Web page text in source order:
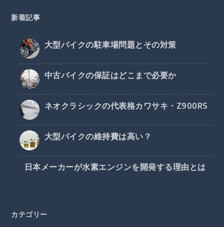
新着記事
大型バイクの駐車場問題とその対策
中古バイクの保証はどこまで必要か
ネオクラシックの代表格カワサキ・Z900RS
大型バイクの維持費は高い？
日本メーカーが水素エンジンを開発する理由とは
カテゴリー